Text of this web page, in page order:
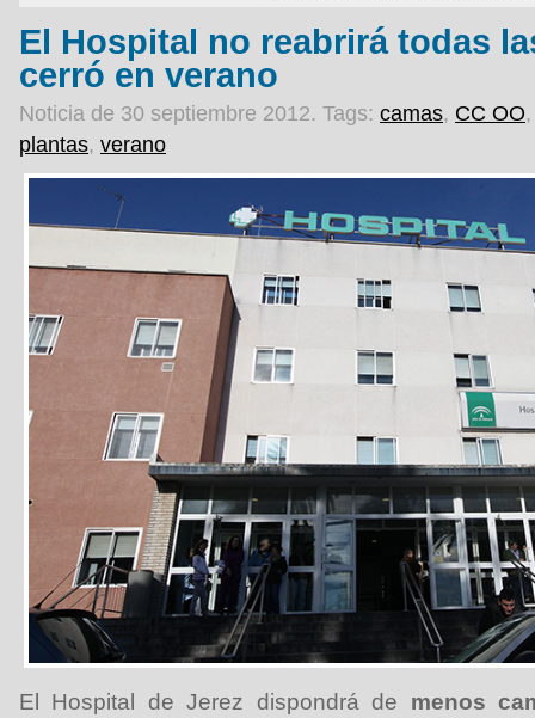
El Hospital no reabrirá todas
cerró en verano
Noticia de 30 septiembre 2012. Tags: camas, CC OO
plantas, verano
El Hospital de Jerez dispondrá de menos